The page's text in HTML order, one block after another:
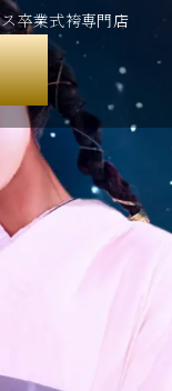
卒業式袴専門店